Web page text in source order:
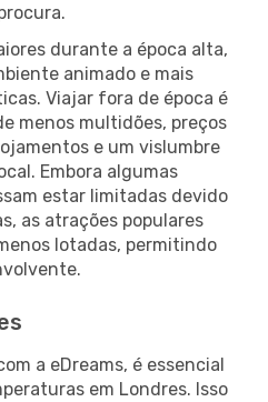
durante a época alta,
animado e mais
Viajar fora de época é
menos multidões, preços
e um vislumbre
Embora algumas
estar limitadas devido
as atrações populares
lotadas, permitindo
a eDreams, é essencial
em Londres. Isso